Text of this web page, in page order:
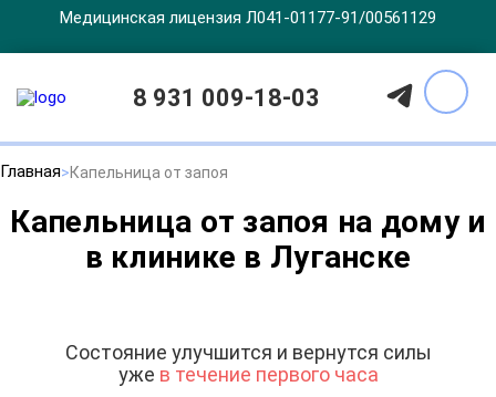
Медицинская лицензия Л041-01177-91/00561129
8 931 009-18-03
Главная Капельница от запоя
Капельница от запоя на дому и
в клинике в Луганске
Состояние улучшится и вернутся силы
уже в течение первого часа